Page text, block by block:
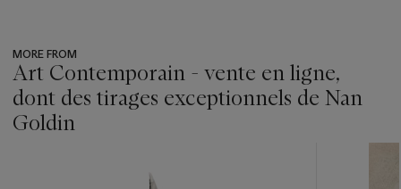
MORE FROM
Art Contemporain - vente en ligne,
dont des tirages exceptionnels de Nan
Goldin
item_current_of_total_txt